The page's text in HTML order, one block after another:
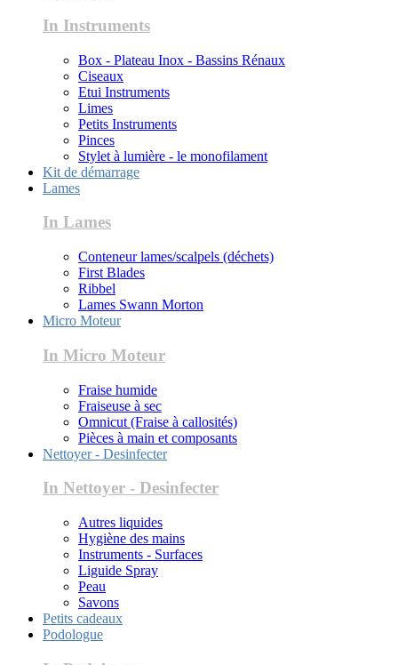
In Instruments
Box - Plateau Inox - Bassins Rénaux
Ciseaux
Etui Instruments
Limes
Petits Instruments
Pinces
Stylet à lumière - le monofilament
Kit de démarrage
Lames
In Lames
Conteneur lames/scalpels (déchets)
First Blades
Ribbel
Lames Swann Morton
Micro Moteur
In Micro Moteur
Fraise humide
Fraiseuse à sec
Omnicut (Fraise à callosités)
Pièces à main et composants
Nettoyer - Desinfecter
In Nettoyer - Desinfecter
Autres liquides
Hygiène des mains
Instruments - Surfaces
Liguide Spray
Peau
Savons
Petits cadeaux
Podologue